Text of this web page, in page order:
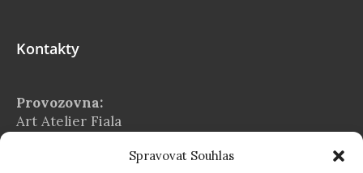
Spravovat Souhlas
Kontakty
Provozovna:
Art Atelier Fiala
Praha 9 – Horní Počernice